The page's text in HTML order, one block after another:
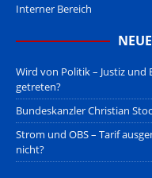
Interner Bereich
Wird von Politik – Justiz und
getreten?
Bundeskanzler Christian
Strom und OBS – Tarif
nicht?